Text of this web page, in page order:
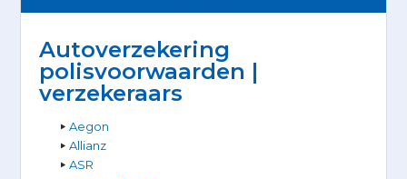
Autoverzekering
polisvoorwaarden |
verzekeraars
Aegon
Allianz
ASR